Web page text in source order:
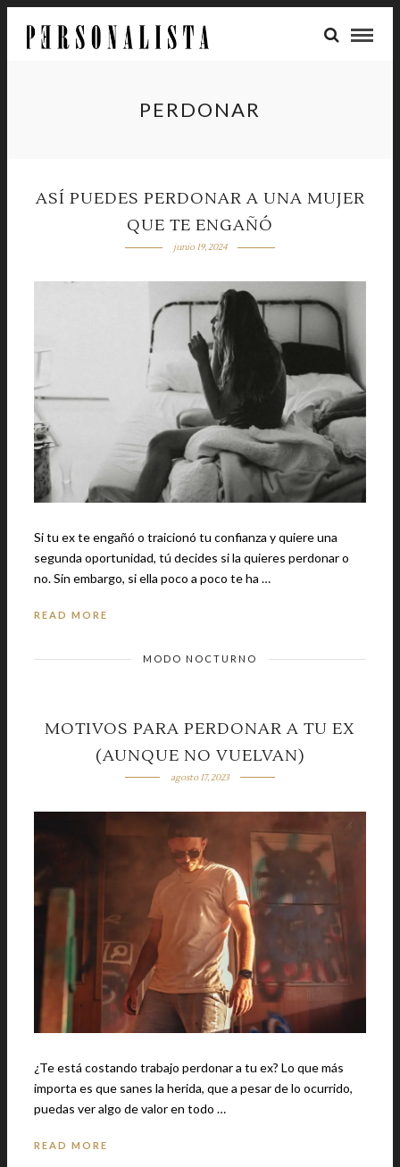
PERDONAR
ASÍ PUEDES PERDONAR A UNA MUJER
QUE TE ENGAÑÓ
junio 19, 2024
Si tu ex te engañó o traicionó tu confianza y quiere una
segunda oportunidad, tú decides si la quieres perdonar o
no. Sin embargo, si ella poco a poco te ha …
READ MORE
MODO NOCTURNO
MOTIVOS PARA PERDONAR A TU EX
(AUNQUE NO VUELVAN)
agosto 17, 2023
¿Te está costando trabajo perdonar a tu ex? Lo que más
importa es que sanes la herida, que a pesar de lo ocurrido,
puedas ver algo de valor en todo …
READ MORE